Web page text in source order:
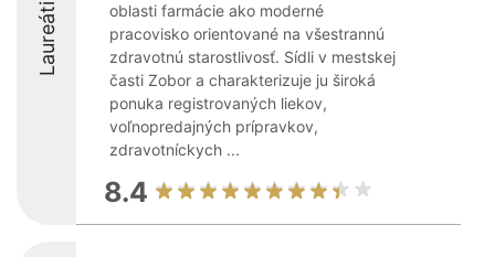
Laureáti
oblasti farmácie ako moderné
pracovisko orientované na všestrannú
zdravotnú starostlivosť. Sídli v mestskej
časti Zobor a charakterizuje ju široká
ponuka registrovaných liekov,
voľnopredajných prípravkov,
zdravotníckych ...
8.4